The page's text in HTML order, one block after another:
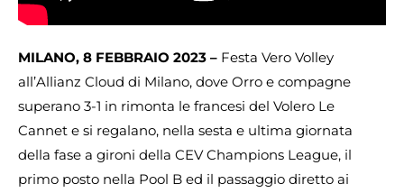
MILANO, 8 FEBBRAIO 2023 – Festa Vero Volley
all’Allianz Cloud di Milano, dove Orro e compagne
superano 3-1 in rimonta le francesi del Volero Le
Cannet e si regalano, nella sesta e ultima giornata
della fase a gironi della CEV Champions League, il
primo posto nella Pool B ed il passaggio diretto ai